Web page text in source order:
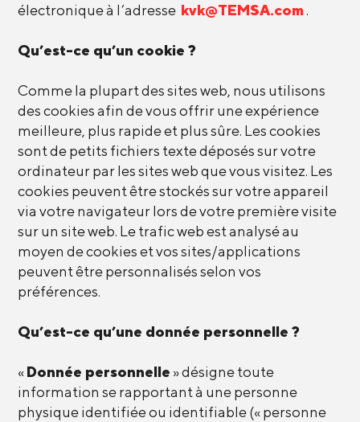
électronique à l’adresse kvk@TEMSA.com.
Qu’est-ce qu’un cookie ?
Comme la plupart des sites web, nous utilisons
des cookies afin de vous offrir une expérience
meilleure, plus rapide et plus sûre. Les cookies
sont de petits fichiers texte déposés sur votre
ordinateur par les sites web que vous visitez. Les
cookies peuvent être stockés sur votre appareil
via votre navigateur lors de votre première visite
sur un site web. Le trafic web est analysé au
moyen de cookies et vos sites/applications
peuvent être personnalisés selon vos
préférences.
Qu’est-ce qu’une donnée personnelle ?
«Donnée personnelle » désigne toute
information se rapportant à une personne
physique identifiée ou identifiable (« personne